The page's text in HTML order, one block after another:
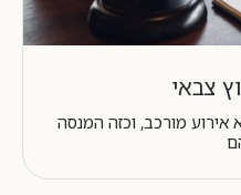
צבאי
אירוע מורכב, וכזה המנסה